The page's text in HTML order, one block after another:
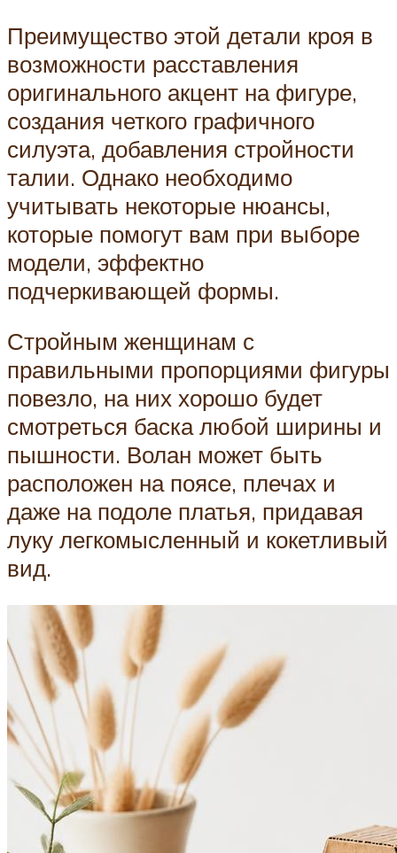
Преимущество этой детали кроя в
возможности расставления
оригинального акцент на фигуре,
создания четкого графичного
силуэта, добавления стройности
талии. Однако необходимо
учитывать некоторые нюансы,
которые помогут вам при выборе
модели, эффектно
подчеркивающей формы.
Стройным женщинам с
правильными пропорциями фигуры
повезло, на них хорошо будет
смотреться баска любой ширины и
пышности. Волан может быть
расположен на поясе, плечах и
даже на подоле платья, придавая
луку легкомысленный и кокетливый
вид.